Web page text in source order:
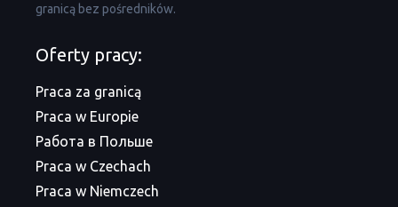
granicą bez pośredników.
Oferty pracy:
Praca za granicą
Praca w Europie
Работа в Польше
Praca w Czechach
Praca w Niemczech